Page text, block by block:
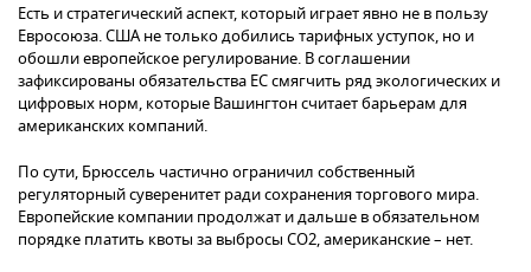
Есть и стратегический аспект, который играет явно не в пользу
Евросоюза. США не только добились тарифных уступок, но и
обошли европейское регулирование. В соглашении
зафиксированы обязательства ЕС смягчить ряд экологических и
цифровых норм, которые Вашингтон считает барьерам для
американских компаний.
По сути, Брюссель частично ограничил собственный
регуляторный суверенитет ради сохранения торгового мира.
Европейские компании продолжат и дальше в обязательном
порядке платить квоты за выбросы СО2, американские – нет.